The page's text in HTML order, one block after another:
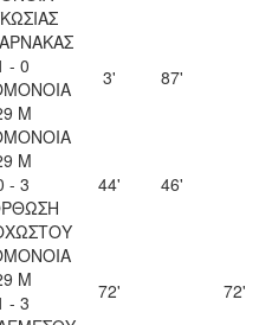
- 0
Μ
3' 87'
Μ
- 3
44' 46'
Μ
- 3
72' 72'